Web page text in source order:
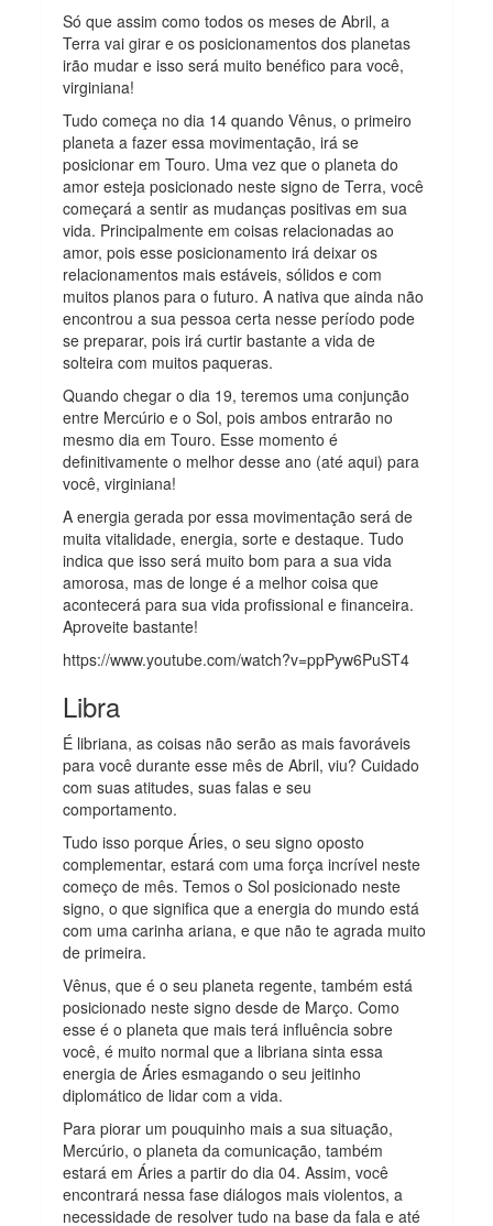
Só que assim como todos os meses de Abril, a
Terra vai girar e os posicionamentos dos planetas
irão mudar e isso será muito benéfico para você,
virginiana!
Tudo começa no dia 14 quando Vênus, o primeiro
planeta a fazer essa movimentação, irá se
posicionar em Touro. Uma vez que o planeta do
amor esteja posicionado neste signo de Terra, você
começará a sentir as mudanças positivas em sua
vida. Principalmente em coisas relacionadas ao
amor, pois esse posicionamento irá deixar os
relacionamentos mais estáveis, sólidos e com
muitos planos para o futuro. A nativa que ainda não
encontrou a sua pessoa certa nesse período pode
se preparar, pois irá curtir bastante a vida de
solteira com muitos paqueras.
Quando chegar o dia 19, teremos uma conjunção
entre Mercúrio e o Sol, pois ambos entrarão no
mesmo dia em Touro. Esse momento é
definitivamente o melhor desse ano (até aqui) para
você, virginiana!
A energia gerada por essa movimentação será de
muita vitalidade, energia, sorte e destaque. Tudo
indica que isso será muito bom para a sua vida
amorosa, mas de longe é a melhor coisa que
acontecerá para sua vida profissional e financeira.
Aproveite bastante!
https://www.youtube.com/watch?v=ppPyw6PuST4
Libra
É libriana, as coisas não serão as mais favoráveis
para você durante esse mês de Abril, viu? Cuidado
com suas atitudes, suas falas e seu
comportamento.
Tudo isso porque Áries, o seu signo oposto
complementar, estará com uma força incrível neste
começo de mês. Temos o Sol posicionado neste
signo, o que significa que a energia do mundo está
com uma carinha ariana, e que não te agrada muito
de primeira.
Vênus, que é o seu planeta regente, também está
posicionado neste signo desde de Março. Como
esse é o planeta que mais terá influência sobre
você, é muito normal que a libriana sinta essa
energia de Áries esmagando o seu jeitinho
diplomático de lidar com a vida.
Para piorar um pouquinho mais a sua situação,
Mercúrio, o planeta da comunicação, também
estará em Áries a partir do dia 04. Assim, você
encontrará nessa fase diálogos mais violentos, a
necessidade de resolver tudo na base da fala e até